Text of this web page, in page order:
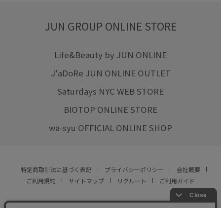
JUN GROUP ONLINE STORE
Life&Beauty by JUN ONLINE
J'aDoRe JUN ONLINE OUTLET
Saturdays NYC WEB STORE
BIOTOP ONLINE STORE
wa-syu OFFICIAL ONLINE SHOP
特定商取引法に基づく表記 プライバシーポリシー
会社概要
ご利用規約
サイトマップ リクルート ご利用ガイド